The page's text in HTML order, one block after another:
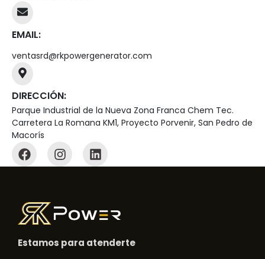
EMAIL:
ventasrd@rkpowergenerator.com
DIRECCIÓN:
Parque Industrial de la Nueva Zona Franca Chem Tec.
Carretera La Romana KM1, Proyecto Porvenir, San Pedro de
Macorís
Estamos para atenderte